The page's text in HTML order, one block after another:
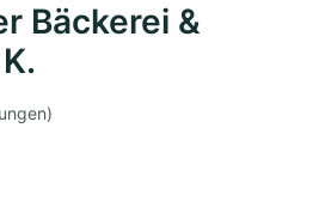
Bäckerei &